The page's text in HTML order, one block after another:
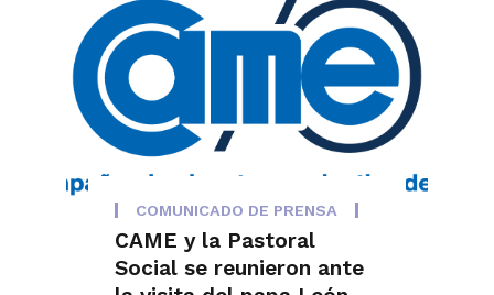
COMUNICADO DE PRENSA
CAME y la Pastoral
Social se reunieron ante